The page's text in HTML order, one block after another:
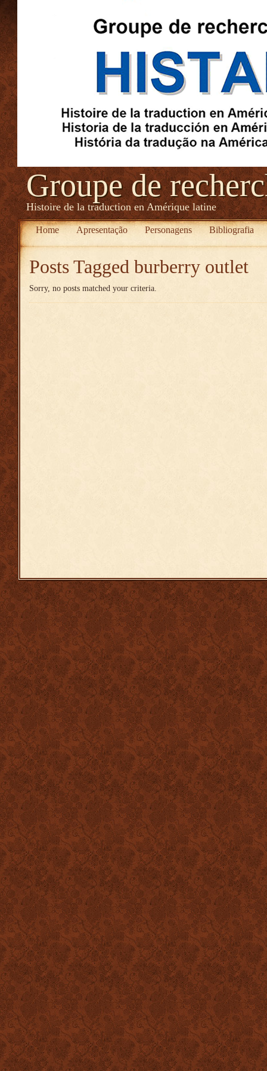
Groupe de
Histoire de la traduction en Amérique latine
Home Apresentação Personagens Bibliografia
Posts Tagged burberry outlet
Sorry, no posts matched your criteria.